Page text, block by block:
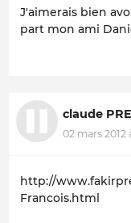
J'aimerais bien
part mon ami
claude
02 mars 2012
http://
Francois.html